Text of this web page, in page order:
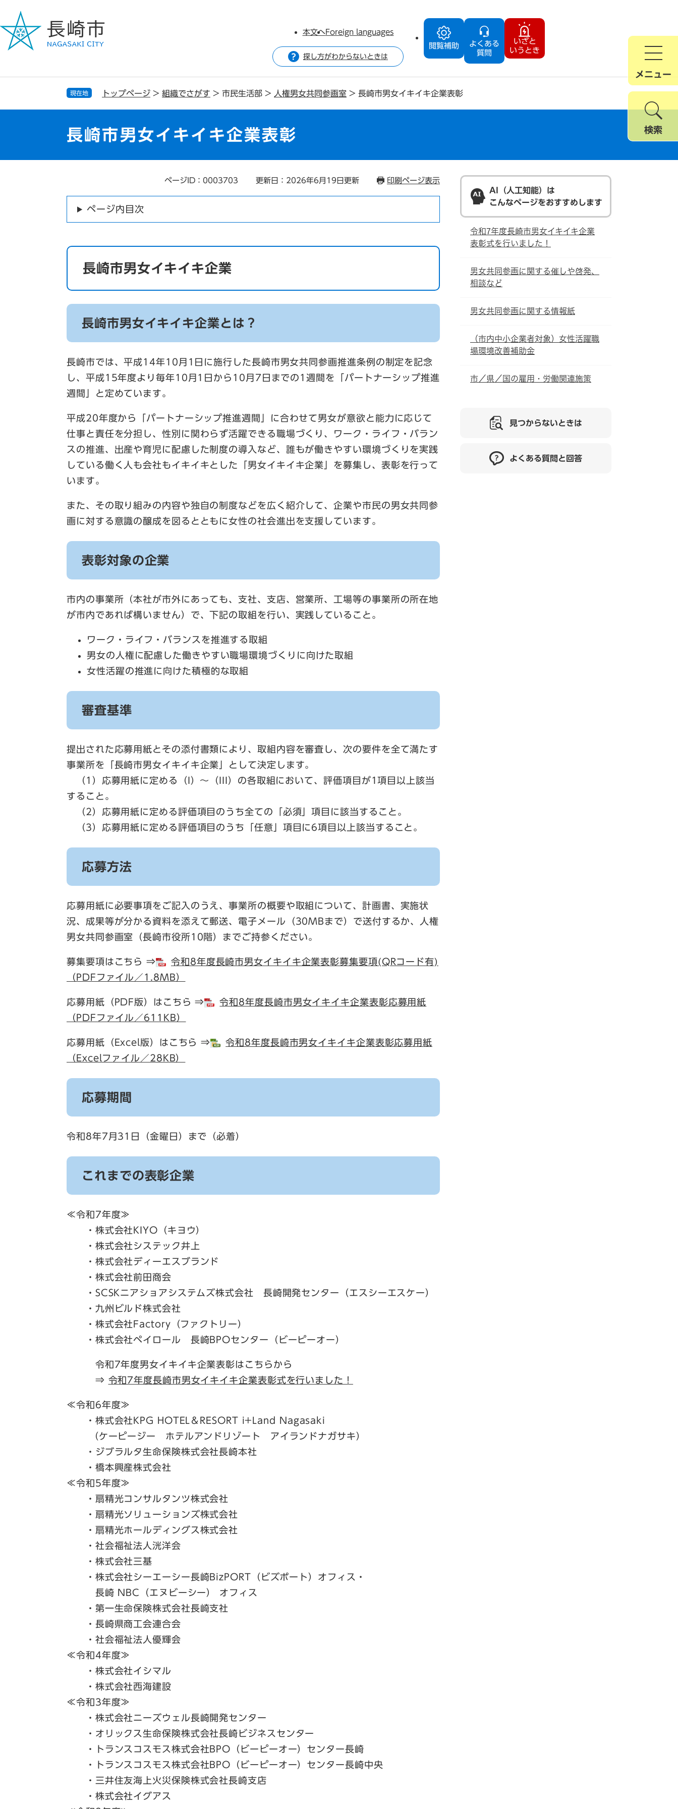
ジ
で
ュ
ば
閲覧補助
よくある
質問
いざと
いうとき
本文へForeign languages
探し方がわからないときは
メニュー
検索
現在地 トップページ > 組織でさがす > 市民生活部 > 人権男女共同参画室 > 長崎市男女イキイキ企業表彰
長崎市男女イキイキ企業表彰
ページID：0003703 更新日：2026年6月19日更新 印刷ページ表示
ページ内目次
長崎市男女イキイキ企業
長崎市男女イキイキ企業とは？
長崎市では、平成14年10月1日に施行した長崎市男女共同参画推進条例の制定を記念
し、平成15年度より毎年10月1日から10月7日までの1週間を「パートナーシップ推進
週間」と定めています。
平成20年度から「パートナーシップ推進週間」に合わせて男女が意欲と能力に応じて
仕事と責任を分担し、性別に関わらず活躍できる職場づくり、ワーク・ライフ・バラン
スの推進、出産や育児に配慮した制度の導入など、誰もが働きやすい環境づくりを実践
している働く人も会社もイキイキとした「男女イキイキ企業」を募集し、表彰を行って
います。
また、その取り組みの内容や独自の制度などを広く紹介して、企業や市民の男女共同参
画に対する意識の醸成を図るとともに女性の社会進出を支援しています。
表彰対象の企業
市内の事業所（本社が市外にあっても、支社、支店、営業所、工場等の事業所の所在地
が市内であれば構いません）で、下記の取組を行い、実践していること。
ワーク・ライフ・バランスを推進する取組
男女の人権に配慮した働きやすい職場環境づくりに向けた取組
女性活躍の推進に向けた積極的な取組
審査基準
提出された応募用紙とその添付書類により、取組内容を審査し、次の要件を全て満たす
事業所を「長崎市男女イキイキ企業」として決定します。
（1）応募用紙に定める（I）～（III）の各取組において、評価項目が1項目以上該当
すること。
（2）応募用紙に定める評価項目のうち全ての「必須」項目に該当すること。
（3）応募用紙に定める評価項目のうち「任意」項目に6項目以上該当すること。​
応募方法
応募用紙に必要事項をご記入のうえ、事業所の概要や取組について、計画書、実施状
況、成果等が分かる資料を添えて郵送、電子メール（30MBまで）で送付するか、人権
男女共同参画室（長崎市役所10階）までご持参ください。
募集要項はこちら ⇒
令和8年度長崎市男女イキイキ企業表彰募集要項(QRコード有)
（PDFファイル／1.8MB）
応募用紙（PDF版）はこちら ⇒
令和8年度長崎市男女イキイキ企業表彰応募用紙
（PDFファイル／611KB）
応募用紙（Excel版）はこちら ⇒
令和8年度長崎市男女イキイキ企業表彰応募用紙
（Excelファイル／28KB）
応募期間
令和8年7月31日（金曜日）まで（必着）
これまでの表彰企業
≪令和7年度≫
・株式会社KIYO（キヨウ）
・株式会社システック井上
・株式会社ディーエスブランド
・株式会社前田商会
・SCSKニアショアシステムズ株式会社 長崎開発センター（エスシーエスケー）
・九州ビルド株式会社
・株式会社Factory（ファクトリー）
・株式会社ペイロール 長崎BPOセンター（ビーピーオー）
令和7年度男女イキイキ企業表彰はこちらから
⇒ 令和7年度長崎市男女イキイキ企業表彰式を行いました！
≪令和6年度≫
・株式会社KPG HOTEL＆RESORT i+Land Nagasaki
（ケーピージー ホテルアンドリゾート アイランドナガサキ）
・ジブラルタ生命保険株式会社長崎本社
・橋本興産株式会社
≪令和5年度≫
・扇精光コンサルタンツ株式会社
・扇精光ソリューションズ株式会社
・扇精光ホールディングス株式会社
・社会福祉法人洸洋会
・株式会社三基
・株式会社シーエーシー長崎BizPORT（ビズポート）オフィス・
長崎 NBC（エヌビーシー） オフィス
・第一生命保険株式会社長崎支社
・長崎県商工会連合会
・社会福祉法人優輝会
≪令和4年度≫
・株式会社イシマル
・株式会社西海建設
≪令和3年度≫
・株式会社ニーズウェル長崎開発センター
・オリックス生命保険株式会社長崎ビジネスセンター
・トランスコスモス株式会社BPO（ビーピーオー）センター長崎
・トランスコスモス株式会社BPO（ビーピーオー）センター長崎中央
・三井住友海上火災保険株式会社長崎支店
・株式会社イグアス
AI（人工知能）は
こんなページをおすすめします
令和7年度長崎市男女イキイキ企業
表彰式を行いました！
男女共同参画に関する催しや啓発、
相談など
男女共同参画に関する情報紙
（市内中小企業者対象）女性活躍職
場環境改善補助金
市／県／国の雇用・労働関連施策
見つからないときは
よくある質問と回答